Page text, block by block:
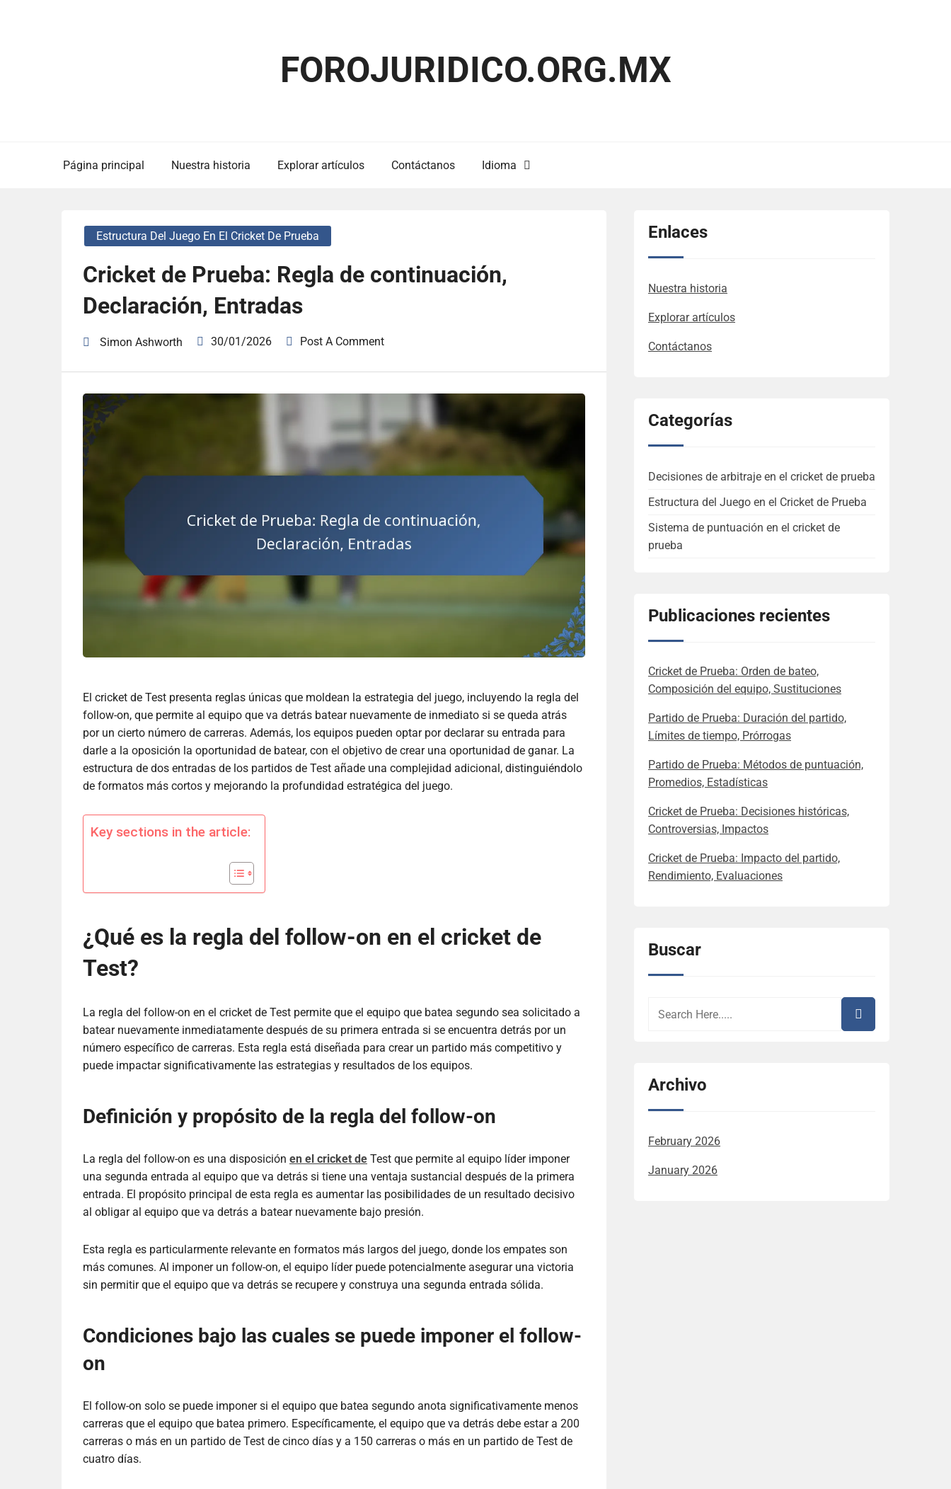
FOROJURIDICO.ORG.MX
Página principal Nuestra historia Explorar artículos Contáctanos Idioma
Estructura Del Juego En El Cricket De Prueba
Cricket de Prueba: Regla de continuación,
Declaración, Entradas
Simon Ashworth 30/01/2026 Post A Comment
El cricket de Test presenta reglas únicas que moldean la estrategia del juego, incluyendo la regla del
follow-on, que permite al equipo que va detrás batear nuevamente de inmediato si se queda atrás
por un cierto número de carreras. Además, los equipos pueden optar por declarar su entrada para
darle a la oposición la oportunidad de batear, con el objetivo de crear una oportunidad de ganar. La
estructura de dos entradas de los partidos de Test añade una complejidad adicional, distinguiéndolo
de formatos más cortos y mejorando la profundidad estratégica del juego.
Key sections in the article:
¿Qué es la regla del follow-on en el cricket de
Test?
La regla del follow-on en el cricket de Test permite que el equipo que batea segundo sea solicitado a
batear nuevamente inmediatamente después de su primera entrada si se encuentra detrás por un
número específico de carreras. Esta regla está diseñada para crear un partido más competitivo y
puede impactar significativamente las estrategias y resultados de los equipos.
Definición y propósito de la regla del follow-on
La regla del follow-on es una disposición en el cricket de Test que permite al equipo líder imponer
una segunda entrada al equipo que va detrás si tiene una ventaja sustancial después de la primera
entrada. El propósito principal de esta regla es aumentar las posibilidades de un resultado decisivo
al obligar al equipo que va detrás a batear nuevamente bajo presión.
Esta regla es particularmente relevante en formatos más largos del juego, donde los empates son
más comunes. Al imponer un follow-on, el equipo líder puede potencialmente asegurar una victoria
sin permitir que el equipo que va detrás se recupere y construya una segunda entrada sólida.
Condiciones bajo las cuales se puede imponer el follow-
on
El follow-on solo se puede imponer si el equipo que batea segundo anota significativamente menos
carreras que el equipo que batea primero. Específicamente, el equipo que va detrás debe estar a 200
carreras o más en un partido de Test de cinco días y a 150 carreras o más en un partido de Test de
cuatro días.
Enlaces
Nuestra historia
Explorar artículos
Contáctanos
Categorías
Decisiones de arbitraje en el cricket de prueba
Estructura del Juego en el Cricket de Prueba
Sistema de puntuación en el cricket de
prueba
Publicaciones recientes
Cricket de Prueba: Orden de bateo,
Composición del equipo, Sustituciones
Partido de Prueba: Duración del partido,
Límites de tiempo, Prórrogas
Partido de Prueba: Métodos de puntuación,
Promedios, Estadísticas
Cricket de Prueba: Decisiones históricas,
Controversias, Impactos
Cricket de Prueba: Impacto del partido,
Rendimiento, Evaluaciones
Buscar
Archivo
February 2026
January 2026